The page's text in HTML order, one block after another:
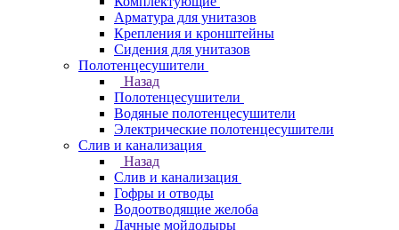
Арматура для унитазов
Крепления и кронштейны
Сидения для унитазов
Полотенцесушители
Назад
Полотенцесушители
Водяные полотенцесушители
Электрические полотенцесушители
Слив и канализация
Назад
Слив и канализация
Гофры и отводы
Водоотводящие желоба
Дачные мойдодыры